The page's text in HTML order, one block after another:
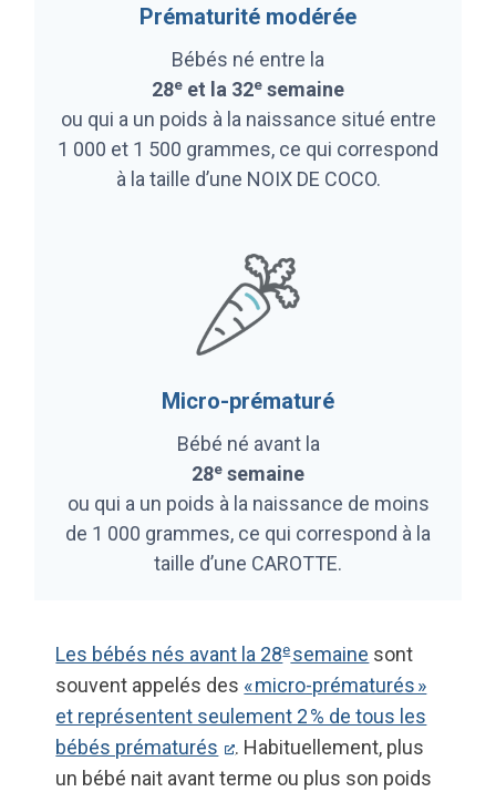
Prématurité modérée
Bébés né entre la
28e et la 32e semaine
ou qui a un poids à la naissance situé entre
1 000 et 1 500 grammes, ce qui correspond
à la taille d’une NOIX DE COCO.
Micro-prématuré
Bébé né avant la
28e semaine
ou qui a un poids à la naissance de moins
de 1 000 grammes, ce qui correspond à la
taille d’une CAROTTE.
Les bébés nés avant la 28esemaine sont
souvent appelés des « micro-prématurés »
et représentent seulement 2 % de tous les
bébés prématurés
. Habituellement, plus
un bébé nait avant terme ou plus son poids